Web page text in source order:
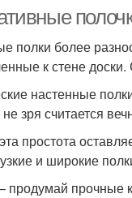
полки более
к стене
настенные
зря считается
простота
и широкие
продумай прочные